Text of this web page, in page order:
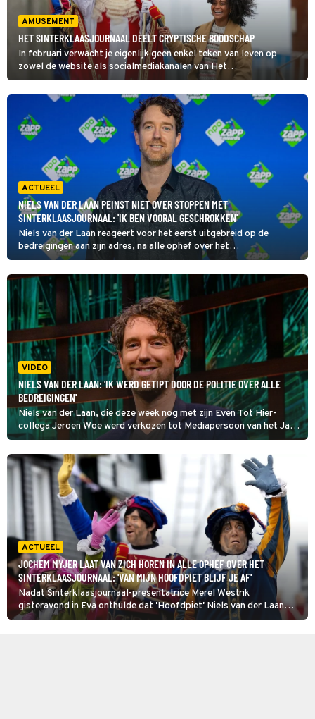
AMUSEMENT
HET SINTERKLAASJOURNAAL DEELT CRYPTISCHE BOODSCHAP
In februari verwacht je eigenlijk geen enkel teken van leven op
zowel de website als socialmediakanalen van Het
Sinterklaasjournaal, maar dit jaar is dat anders: er is een
mysterieuze post verschenen.
ACTUEEL
NIELS VAN DER LAAN PEINST NIET OVER STOPPEN MET
SINTERKLAASJOURNAAL: 'IK BEN VOORAL GESCHROKKEN'
Niels van der Laan reageert voor het eerst uitgebreid op de
bedreigingen aan zijn adres, na alle ophef over het
Sinterklaasjournaal. Hoewel hij er in Even Tot Hier nog een
komische draai aan wist te geven, is het de programmamaker
natuurlijk niet in de koude kleren gaan zitten.
VIDEO
NIELS VAN DER LAAN: 'IK WERD GETIPT DOOR DE POLITIE OVER ALLE
BEDREIGINGEN'
Niels van der Laan, die deze week nog met zijn Even Tot Hier-
collega Jeroen Woe werd verkozen tot Mediapersoon van het Jaar,
heeft een onrustige week achter de rug vanwege alle bedreigingen
die hij kreeg vanwege zijn rol als Hoofdpiet in Het
Sinterklaasjournaal. Hoe hoorde hij van de bedreigingen? 'Ik werd
getipt door de politie. Toen vond ik het eerst heel grappig en toen
het echt was vond ik het niet zo leuk.'
ACTUEEL
JOCHEM MYJER LAAT VAN ZICH HOREN IN ALLE OPHEF OVER HET
SINTERKLAASJOURNAAL: 'VAN MIJN HOOFDPIET BLIJF JE AF'
Nadat Sinterklaasjournaal-presentatrice Merel Westrik
gisteravond in Eva onthulde dat 'Hoofdpiet' Niels van der Laan
doodsbedreigingen heeft ontvangen, laat 'Pietje Paniek' Jochem